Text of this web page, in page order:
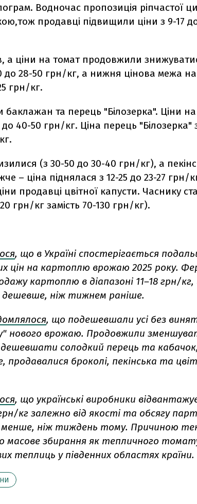
Водночас пропозиція ріпчастої
продавці підвищили ціни з 9-17
а ціни на томат продовжили
до 28-50 грн/кг, а нижня цінова межа
грн/кг.
та перець "Білозерка". Ціни
40-50 грн/кг. Ціна перець "Білозерка"
(з 30-50 до 30-40 грн/кг), а
– ціна піднялася з 12-25 до 23-27 грн/
продавці цвітної капусти. Часнику
грн/кг замість 70-130 грн/кг).
, що в Україні спостерігається
цін на картоплю врожаю 2025 року.
картоплю в діапазоні 11–18 грн/
дешевше, ніж тижнем раніше.
, що подешевшали усі без
нового врожаю. Продовжили
солодкий перець та
броколі, пекінська та
, що українські виробники
кг залежно від якості та обсягу
менше, ніж тиждень тому. Причиною
масове збирання як тепличного
теплиць у південних областях країни.